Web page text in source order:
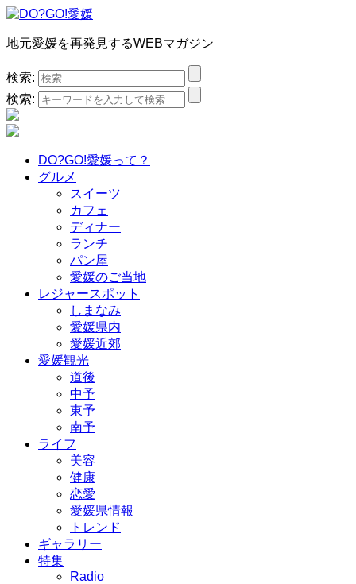
地元愛媛を再発見するWEBマガジン
検索:
検索:
DO?GO!愛媛って？
グルメ
スイーツ
カフェ
ディナー
ランチ
パン屋
愛媛のご当地
レジャースポット
しまなみ
愛媛県内
愛媛近郊
愛媛観光
道後
中予
東予
南予
ライフ
美容
健康
恋愛
愛媛県情報
トレンド
ギャラリー
特集
Radio